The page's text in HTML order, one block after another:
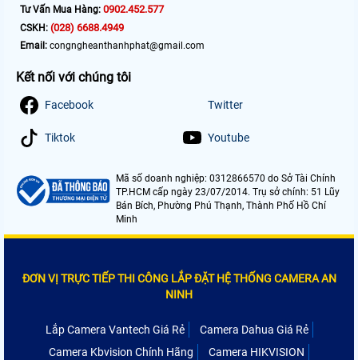
Tư Vấn Mua Hàng: 0902.452.577
CSKH: (028) 6688.4949
Email: congngheanthanhphat@gmail.com
Kết nối với chúng tôi
Facebook Twitter
Tiktok Youtube
Mã số doanh nghiệp: 0312866570 do Sở Tài Chính
TP.HCM cấp ngày 23/07/2014. Trụ sở chính: 51 Lũy
Bán Bích, Phường Phú Thạnh, Thành Phố Hồ Chí
Minh
ĐƠN VỊ TRỰC TIẾP THI CÔNG LẮP ĐẶT HỆ THỐNG CAMERA AN
NINH
Lắp Camera Vantech Giá Rẻ
Camera Dahua Giá Rẻ
Camera Kbvision Chính Hãng
Camera HIKVISION